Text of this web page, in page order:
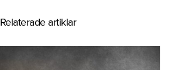
Relaterade artiklar